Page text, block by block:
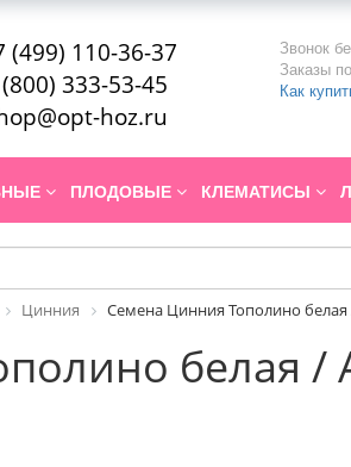
(499) 110-36-37
333-53-45
hoz.ru
Звонок
Заказы
Как
ПЛОДОВЫЕ КЛЕМАТИСЫ
Цинния Семена Цинния Тополино белая
белая /